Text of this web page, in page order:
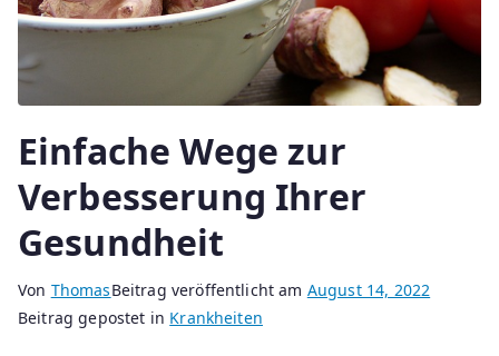
Einfache Wege zur
Verbesserung Ihrer
Gesundheit
Von ThomasBeitrag veröffentlicht am August 14, 2022
Beitrag gepostet in Krankheiten